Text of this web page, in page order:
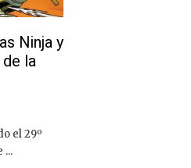
Ninja y
la
el 29º
...